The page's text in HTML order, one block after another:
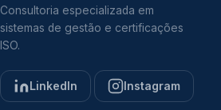
Consultoria especializada em
sistemas de gestão e certificações
ISO.
LinkedIn Instagram